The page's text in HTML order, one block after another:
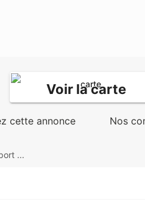
Voir la carte
cette annonce Nos
...